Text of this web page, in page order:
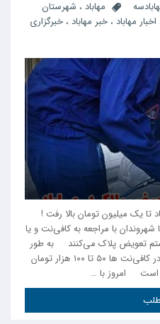
مهاباد ، شهرستان
اخبار مهاباد ، خبر مهاباد ، خبرگزاری
یک میلیون تومان بالا رفت !
این روز ها شهروندان با مراجعه به کافی‌نت و یا
تعویض پلاک می‌‌کنند به طور
معمول هزینه نوبت دهی تعویض پلاک در کافی‌نت ها ۵۰ تا ۱۰۰ هزار تومان